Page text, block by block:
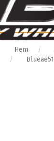
Hem
Blueae51